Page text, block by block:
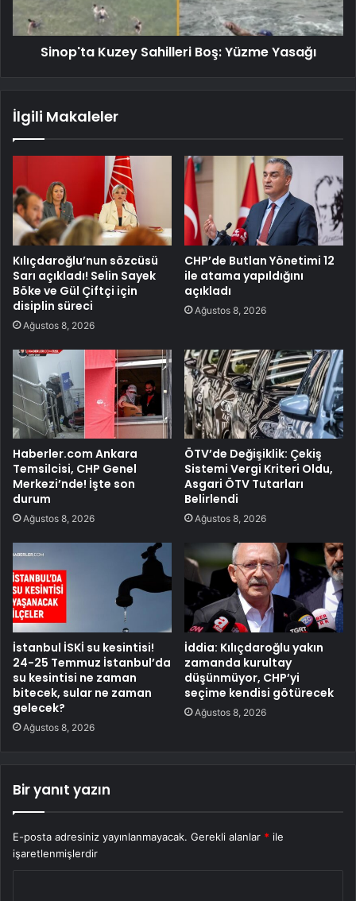
Sinop'ta Kuzey Sahilleri Boş: Yüzme Yasağı
İlgili Makaleler
Kılıçdaroğlu’nun sözcüsü
Sarı açıkladı! Selin Sayek
Böke ve Gül Çiftçi için
disiplin süreci
Ağustos 8, 2026
CHP’de Butlan Yönetimi 12
ile atama yapıldığını
açıkladı
Ağustos 8, 2026
Haberler.com Ankara
Temsilcisi, CHP Genel
Merkezi’nde! İşte son
durum
Ağustos 8, 2026
ÖTV’de Değişiklik: Çekiş
Sistemi Vergi Kriteri Oldu,
Asgari ÖTV Tutarları
Belirlendi
Ağustos 8, 2026
İstanbul İSKİ su kesintisi!
24-25 Temmuz İstanbul’da
su kesintisi ne zaman
bitecek, sular ne zaman
gelecek?
Ağustos 8, 2026
İddia: Kılıçdaroğlu yakın
zamanda kurultay
düşünmüyor, CHP’yi
seçime kendisi götürecek
Ağustos 8, 2026
Bir yanıt yazın
E-posta adresiniz yayınlanmayacak. Gerekli alanlar * ile
işaretlenmişlerdir